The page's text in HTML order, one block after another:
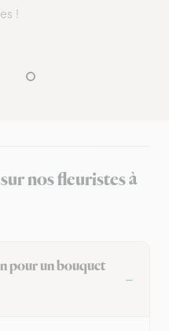
!
nos fleuristes à
pour un bouquet